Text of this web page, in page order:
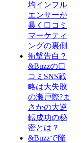
均インフル
エンサーが
暴く口コミ
マーケティ
ングの裏側
衝撃告白？
&Buzzの口
コミSNS戦
略は大失敗
の瀬戸際?ま
さかの大逆
転成功の秘
密とは？
&Buzzで陥